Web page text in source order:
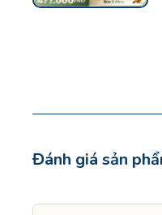
Đánh giá sản